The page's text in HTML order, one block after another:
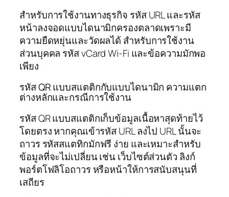
สำหรับการใช้งานทางธุรกิจ รหัส URL และรหัส
หน้าลงจอดแบบไดนามิกครองตลาดเพราะมี
ความยืดหยุ่นและวัดผลได้ สำหรับการใช้งาน
ส่วนบุคคล รหัส vCard Wi‑Fi และข้อความมักพอ
เพียง
รหัส QR แบบสแตติกกับแบบไดนามิก ความแตก
ต่างหลักและกรณีการใช้งาน
รหัส QR แบบสแตติกเก็บข้อมูลเนื้อหาสุดท้ายไว้
โดยตรง หากคุณเข้ารหัส URL ลงไป URL นั้นจะ
ถาวร รหัสสแตทิกมักฟรี ง่าย และเหมาะสำหรับ
ข้อมูลที่จะไม่เปลี่ยน เช่น เว็บไซต์ส่วนตัว ลิงก์
พอร์ตโฟลิโอถาวร หรือหน้าให้การสนับสนุนที่
เสถียร